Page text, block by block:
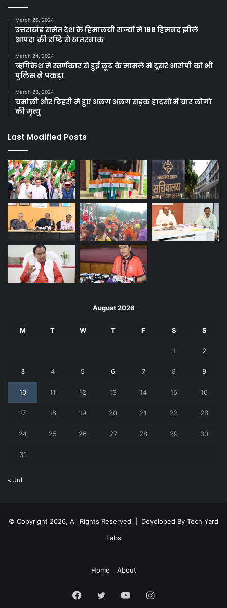
March 26, 2024
उत्तराखंड समेत देश के हिमालयी राज्यों में 188 हिमनद झीलें
आपदा की दृष्टि से खतरनाक
March 24, 2024
ऋषिकेश में स्वर्णकार से हुई लूट के मामले में दूसरे आरोपी को भी
पुलिस ने पकड़ा
March 23, 2024
चमोली और टिहरी में हुए अलग अलग सड़क हादसों में चार लोगों
की मृत्यु
Last Modified Posts
August 2026
M T W T F S S
1 2
3 4 5 6 7 8 9
10 11 12 13 14 15 16
17 18 19 20 21 22 23
24 25 26 27 28 29 30
31
« Jul
© Copyright 2026, All Rights Reserved | Developed By Tech Yard
Labs
Home About
Facebook
Twitter YouTubeInstagram